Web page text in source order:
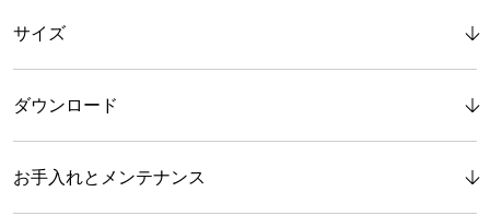
サイズ
ダウンロード
お手入れとメンテナンス